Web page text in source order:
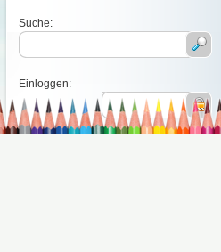
Suche:
Einloggen: